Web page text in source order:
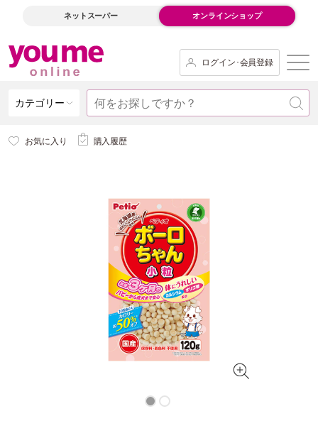
ネットスーパー オンラインショップ
ログイン･会員登録
カテゴリー
お気に入り 購入履歴